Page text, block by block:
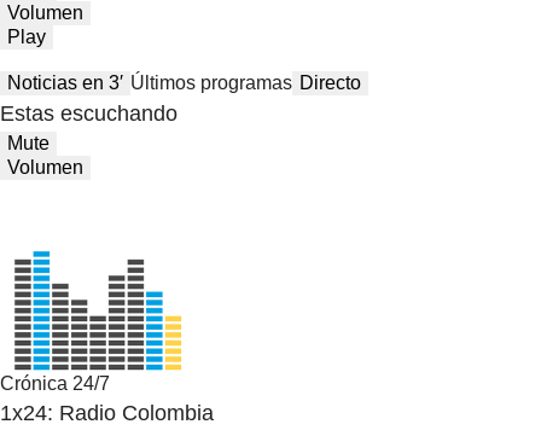
Volumen
Play
Noticias en 3′ Últimos programas Directo
Estas escuchando
Mute
Volumen
Crónica 24/7
1x24: Radio Colombia